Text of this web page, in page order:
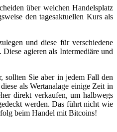
über welchen Handelsplatz
den tagesaktuellen Kurs als
und diese für verschiedene
Diese agieren als Intermediäre und
Sie aber in jedem Fall den
als Wertanalage einige Zeit in
direkt verkaufen, um halbwegs
werden. Das führt nicht wie
beim Handel mit Bitcoins!